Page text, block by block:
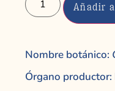
Añadir
Nombre botánico:
Órgano productor: